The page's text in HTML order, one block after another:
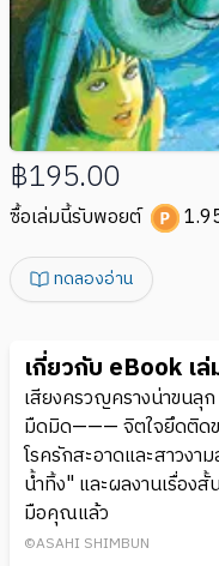
฿195.00
ซื้อเล่มนี้รับพอยต์
ทดลองอ่าน
เกี่ยวกับ eBook เ
เสียงครวญครางน่าขนลุ
มืดมิด——— จิตใจยึดติดข
โรครักสะอาดและสาวง
น้ำทิ้ง" และผลงานเรื่อง
มือคุณแล้ว
©ASAHI SHIMBUN